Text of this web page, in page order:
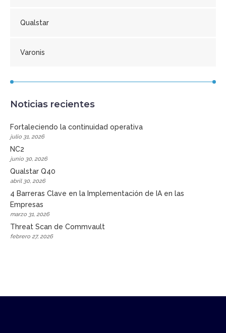
Qualstar
Varonis
Noticias recientes
Fortaleciendo la continuidad operativa
julio 31, 2026
NC2
junio 30, 2026
Qualstar Q40
abril 30, 2026
4 Barreras Clave en la Implementación de IA en las
Empresas
marzo 31, 2026
Threat Scan de Commvault
febrero 27, 2026